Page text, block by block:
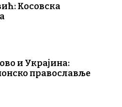
Косовска
и Украјина:
православље